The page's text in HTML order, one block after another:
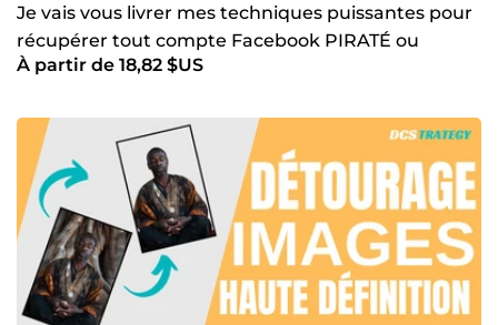
Je vais vous livrer mes techniques puissantes pour
récupérer tout compte Facebook PIRATÉ ou
BANNI
À partir de 18,82 $US